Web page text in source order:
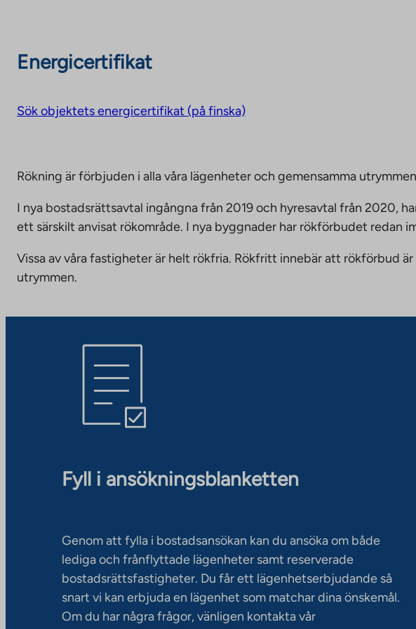
Energicertifikat
Sök objektets energicertifikat (på finska)
Rökning är förbjuden i alla våra lägenheter och gemensamma
I nya bostadsrättsavtal ingångna från 2019 och hyresavtal från 2020,
ett särskilt anvisat rökområde. I nya byggnader har rökförbudet redan
Vissa av våra fastigheter är helt rökfria. Rökfritt innebär att rökförbud
utrymmen.
Fyll i ansökningsblanketten
Genom att fylla i bostadsansökan kan du ansöka om både
lediga och frånflyttade lägenheter samt reserverade
bostadsrättsfastigheter. Du får ett lägenhetserbjudande så
snart vi kan erbjuda en lägenhet som matchar dina önskemål.
Om du har några frågor, vänligen kontakta vår